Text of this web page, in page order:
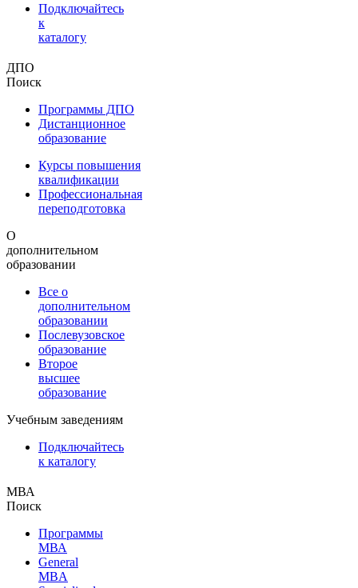
Подключайтесь
к
каталогу
ДПО
Поиск
Программы ДПО
Дистанционное
образование
Курсы повышения
квалификации
Профессиональная
переподготовка
О
дополнительном
образовании
Все о
дополнительном
образовании
Послевузовское
образование
Второе
высшее
образование
Учебным заведениям
Подключайтесь
к каталогу
МВА
Поиск
Программы
МВА
General
MBA